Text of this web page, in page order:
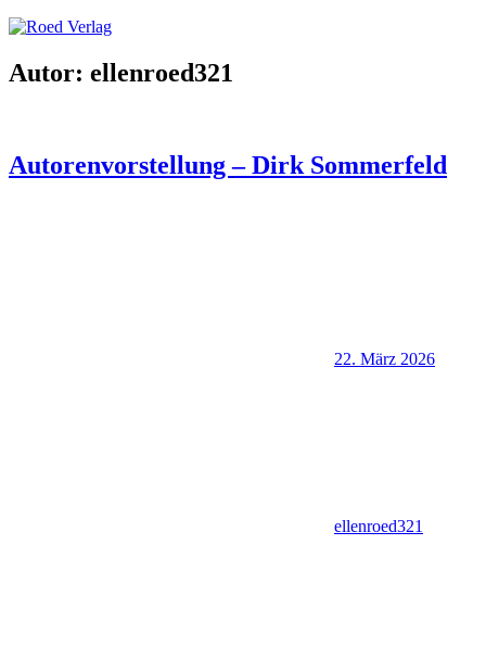
Autor: ellenroed321
Autorenvorstellung – Dirk Sommerfeld
22. März 2026
ellenroed321